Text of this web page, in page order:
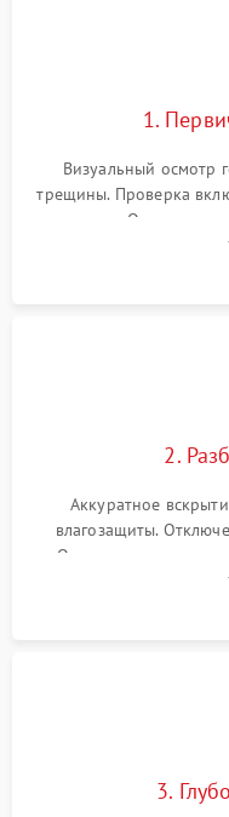
1.
Визуальный осмотр
трещины. Проверка
зарядки. Оценка
проверка базовых
2.
Аккуратное
влагозащиты.
Очистка внутренних
обработка
3.